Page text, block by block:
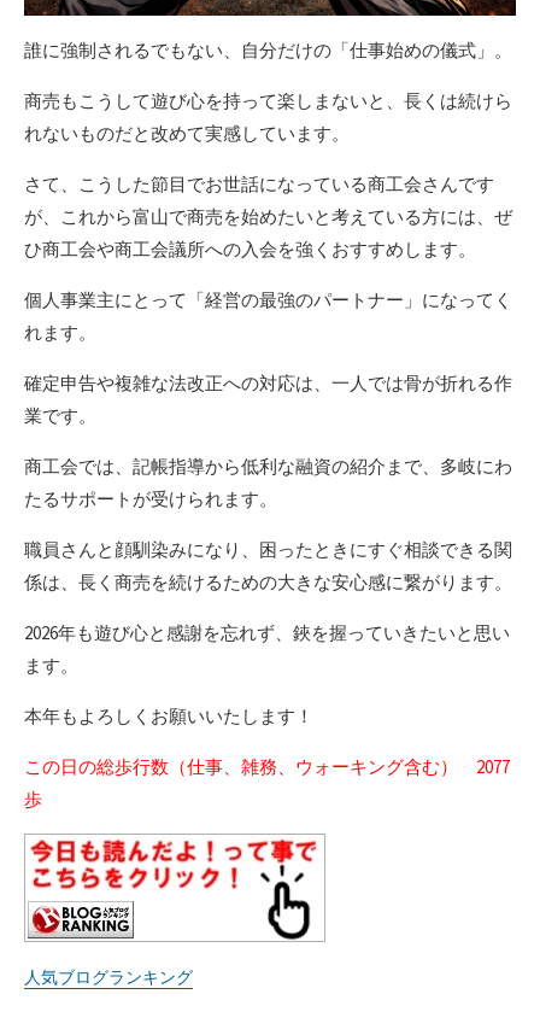
誰に強制されるでもない、自分だけの「仕事始めの儀式」。
商売もこうして遊び心を持って楽しまないと、長くは続けら
れないものだと改めて実感しています。
さて、こうした節目でお世話になっている商工会さんです
が、これから富山で商売を始めたいと考えている方には、ぜ
ひ商工会や商工会議所への入会を強くおすすめします。
個人事業主にとって「経営の最強のパートナー」になってく
れます。
確定申告や複雑な法改正への対応は、一人では骨が折れる作
業です。
商工会では、記帳指導から低利な融資の紹介まで、多岐にわ
たるサポートが受けられます。
職員さんと顔馴染みになり、困ったときにすぐ相談できる関
係は、長く商売を続けるための大きな安心感に繋がります。
2026年も遊び心と感謝を忘れず、鋏を握っていきたいと思い
ます。
本年もよろしくお願いいたします！
この日の総歩行数（仕事、雑務、ウォーキング含む） 2077
歩
人気ブログランキング